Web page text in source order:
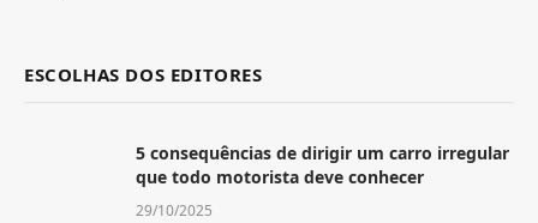
ESCOLHAS DOS EDITORES
5 consequências de dirigir um carro irregular
que todo motorista deve conhecer
29/10/2025